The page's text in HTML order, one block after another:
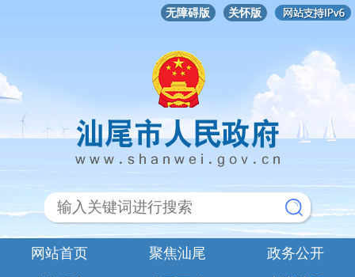
无障碍版 关怀版
网站首页 聚焦汕尾
政务公开